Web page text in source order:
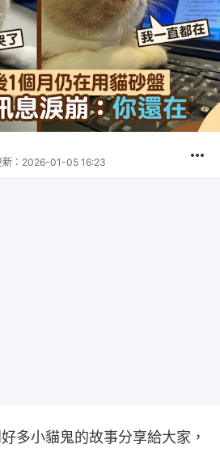
： 2026-01-05 16:23
多小貓鬼的故事分享給大家，